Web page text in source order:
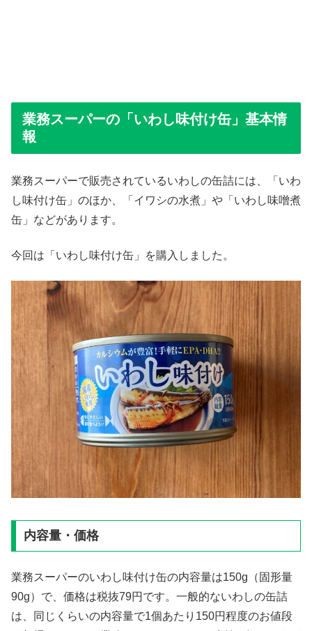
業務スーパーの「いわし味付け缶」基本情
報
業務スーパーで販売されているいわしの缶詰には、「いわ
し味付け缶」のほか、「イワシの水煮」や「いわし味噌煮
缶」などがあります。
今回は「いわし味付け缶」を購入しました。
内容量・価格
業務スーパーのいわし味付け缶の内容量は150g（固形量
90g）で、価格は税抜79円です。一般的ないわしの缶詰
は、同じくらいの内容量で1個あたり150円程度のお値段